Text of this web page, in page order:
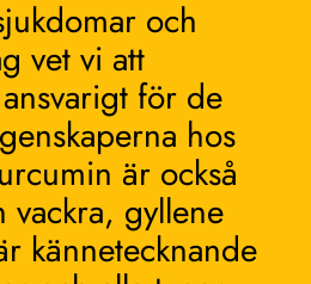
och
vet vi att
för de
hos
är också
vackra, gyllene
kännetecknande